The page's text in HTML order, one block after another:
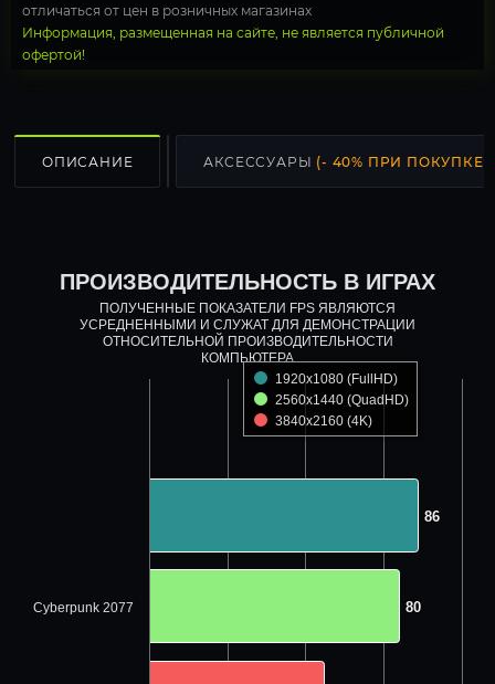
отличаться от цен в розничных магазинах
Информация, размещенная на сайте, не является публичной
офертой!
ОПИСАНИЕ АКСЕССУАРЫ (- 40% ПРИ ПОКУПКЕ
ПРОИЗВОДИТЕЛЬНОСТЬ В ИГРАХ
ПОЛУЧЕННЫЕ ПОКАЗАТЕЛИ FPS ЯВЛЯЮТСЯ
УСРЕДНЕННЫМИ И СЛУЖАТ ДЛЯ ДЕМОНСТРАЦИИ
ОТНОСИТЕЛЬНОЙ ПРОИЗВОДИТЕЛЬНОСТИ
КОМПЬЮТЕРА
86
86
80
80
1920x1080 (FullHD)
2560x1440 (QuadHD)
3840x2160 (4K)
Cyberpunk 2077